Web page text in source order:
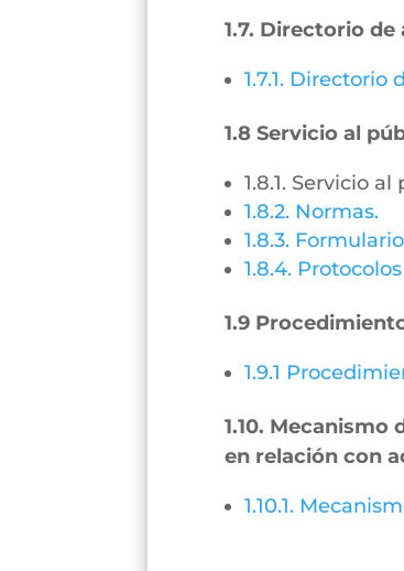
1.7. Directorio
1.7.1.
1.8 Servicio al
1.8.1. Servicio
1.8.2. Normas.
1.8.3.
1.8.4.
1.9
1.9.1
1.10.
en relación con
1.10.1.